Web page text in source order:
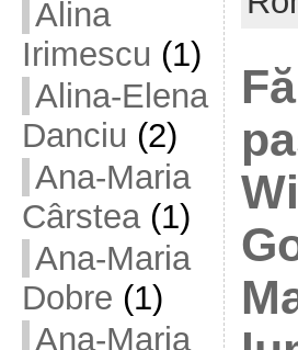
Alina
Irimescu (1)
Alina-Elena
Danciu (2)
Ana-Maria
Cârstea(1)
Ana-Maria
Dobre (1)
Ana-Maria